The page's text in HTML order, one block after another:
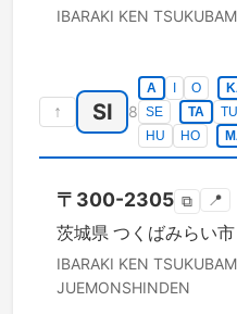
IBARAKI KEN
↑ SI 8
A O
SE
TA TU
HU
HO
〒 300-2305 ⧉ 📍
茨城県 つくばみらい市
IBARAKI KEN
JUEMONSHINDEN